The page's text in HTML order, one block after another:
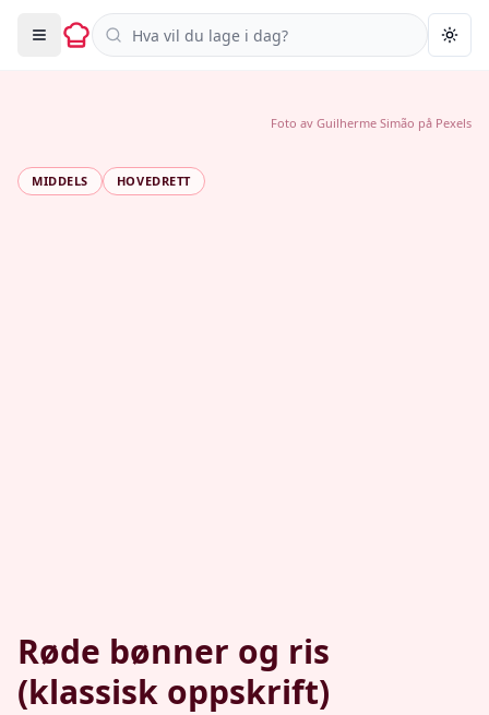
Søk i oppskrifter
MIDDELS HOVEDRETT
Røde bønner og ris
(klassisk oppskrift)
Foto av Guilherme Simão på Pexels